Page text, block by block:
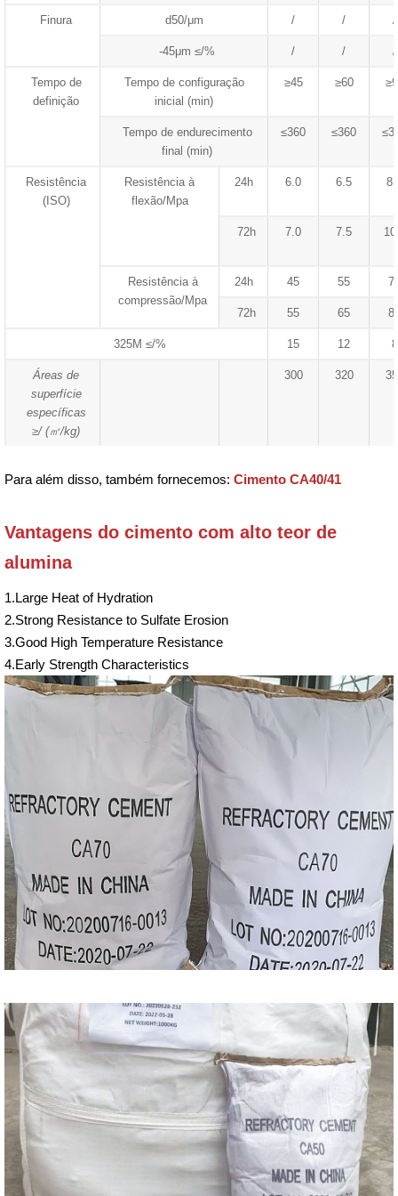
Finura d50/μm / / /
-45μm ≤/% / / /
Tempo de
definição
Tempo de configuração
inicial (min)
≥45 ≥60
Tempo de endurecimento
final (min)
≤360 ≤360
Resistência
(ISO)
Resistência à
flexão/Mpa
24h 6.0 6.5
72h 7.0 7.5
Resistência à
compressão/Mpa
24h 45 55
72h 55 65
325M ≤/% 15 12 8
Áreas de
superfície
específicas
≥/ (㎡/kg)
300 320
Para além disso, também fornecemos: Cimento CA40/41
Vantagens do cimento com alto teor de
alumina
1.Large Heat of Hydration
2.Strong Resistance to Sulfate Erosion
3.Good High Temperature Resistance
4.Early Strength Characteristics